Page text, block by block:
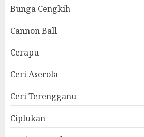
Bunga Cengkih
Cannon Ball
Cerapu
Ceri Aserola
Ceri Terengganu
Ciplukan